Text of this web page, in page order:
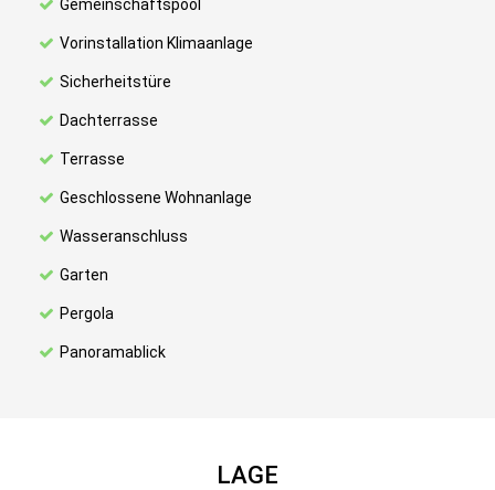
Gemeinschaftspool
Vorinstallation Klimaanlage
Sicherheitstüre
Dachterrasse
Terrasse
Geschlossene Wohnanlage
Wasseranschluss
Garten
Pergola
Panoramablick
LAGE